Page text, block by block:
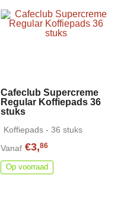
Cafeclub Supercreme
Regular Koffiepads 36
stuks
Koffiepads - 36 stuks
Vanaf €3,86
Op voorraad